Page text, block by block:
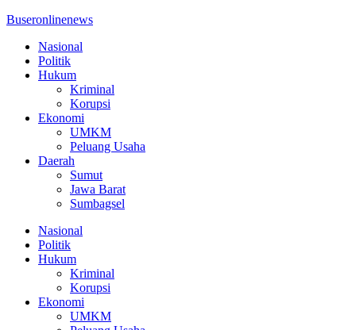
Buseronlinenews
Nasional
Politik
Hukum
Kriminal
Korupsi
Ekonomi
UMKM
Peluang Usaha
Daerah
Sumut
Jawa Barat
Sumbagsel
Nasional
Politik
Hukum
Kriminal
Korupsi
Ekonomi
UMKM